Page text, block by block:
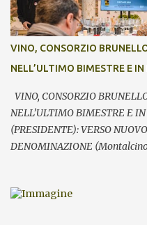
che ha visto prima la
internazionale e poi
ha registrato anche
visitatori che tra le aziende –
presidente del Consorzio del
presenze ...
VINO, CONSORZIO
NELL’ULTIMO BIMESTRE E
VINO, CONSORZIO
NELL’ULTIMO BIMESTRE E
(PRESIDENTE): VERSO
DENOMINAZIONE
precedente (-0,9%).